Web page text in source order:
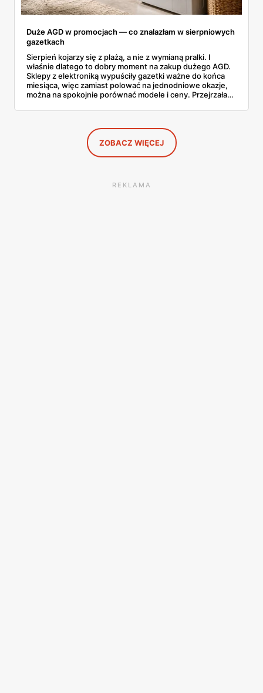
Duże AGD w promocjach — co znalazłam w sierpniowych
gazetkach
Sierpień kojarzy się z plażą, a nie z wymianą pralki. I
właśnie dlatego to dobry moment na zakup dużego AGD.
Sklepy z elektroniką wypuściły gazetki ważne do końca
miesiąca, więc zamiast polować na jednodniowe okazje,
można na spokojnie porównać modele i ceny. Przejrzałam
znalazłam, z cenami i terminami.
ZOBACZ WIĘCEJ
REKLAMA